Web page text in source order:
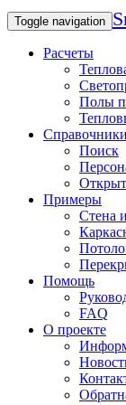
Toggle navigation
Расчеты
Полы
Справочники
Поиск
Примеры
Стена
Помощь
FAQ
О проекте